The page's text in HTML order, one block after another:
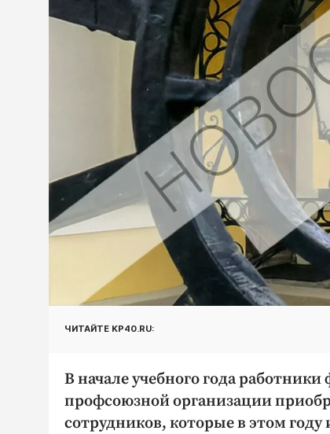
ЧИТАЙТЕ KP40.RU:
В начале учебного года
профсоюзной организации
сотрудников, которые в этом году